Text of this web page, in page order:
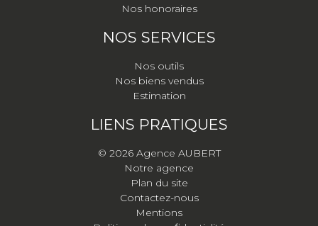
Nos honoraires
NOS SERVICES
Nos outils
Nos biens vendus
Estimation
LIENS PRATIQUES
© 2026 Agence AUBERT
Notre agence
Plan du site
Contactez-nous
Mentions